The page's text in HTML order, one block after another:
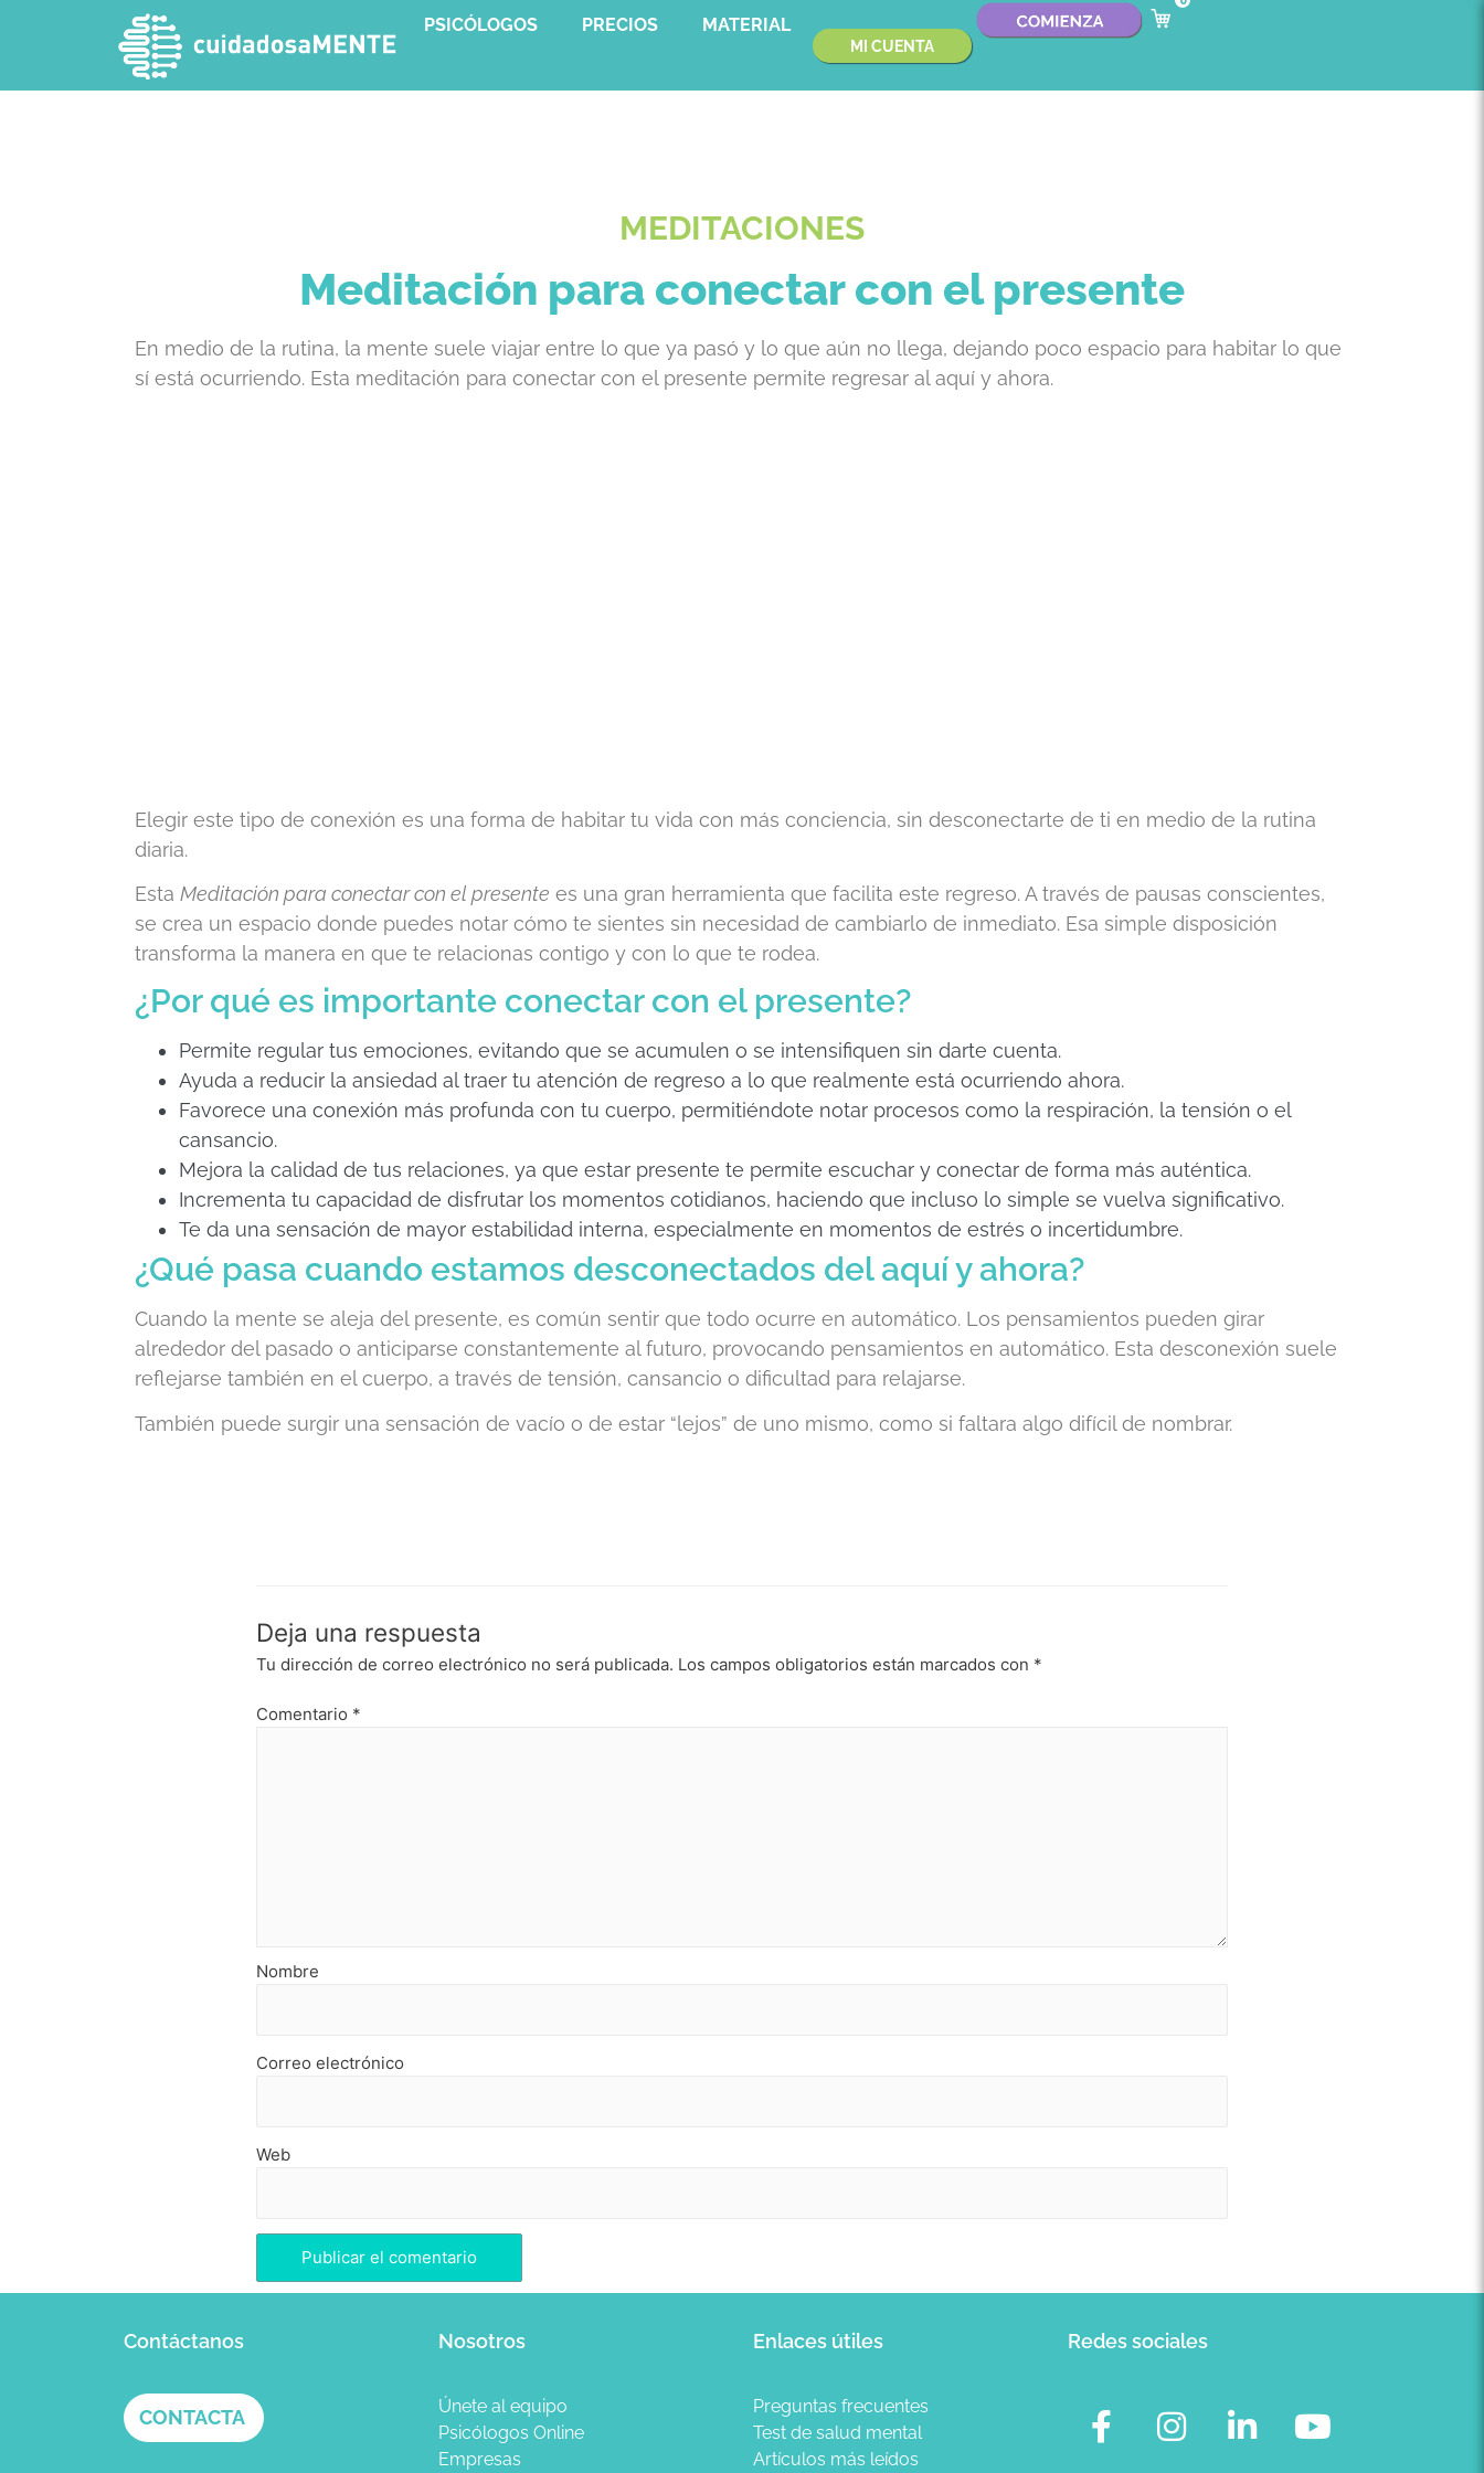
PSICÓLOGOS PRECIOS MATERIAL
MI CUENTA
MEDITACIONES
Meditación para conectar con el presente
En medio de la rutina, la mente suele viajar entre lo que ya pasó y lo que aún no llega, dejando poco espacio para habitar lo que
sí está ocurriendo. Esta meditación para conectar con el presente permite regresar al aquí y ahora.
Elegir este tipo de conexión es una forma de habitar tu vida con más conciencia, sin desconectarte de ti en medio de la rutina
diaria.
Esta Meditación para conectar con el presente es una gran herramienta que facilita este regreso. A través de pausas conscientes,
se crea un espacio donde puedes notar cómo te sientes sin necesidad de cambiarlo de inmediato. Esa simple disposición
transforma la manera en que te relacionas contigo y con lo que te rodea.
¿Por qué es importante conectar con el presente?
Permite regular tus emociones, evitando que se acumulen o se intensifiquen sin darte cuenta.
Ayuda a reducir la ansiedad al traer tu atención de regreso a lo que realmente está ocurriendo ahora.
Favorece una conexión más profunda con tu cuerpo, permitiéndote notar procesos como la respiración, la tensión o el
cansancio.
Mejora la calidad de tus relaciones, ya que estar presente te permite escuchar y conectar de forma más auténtica.
Incrementa tu capacidad de disfrutar los momentos cotidianos, haciendo que incluso lo simple se vuelva significativo.
Te da una sensación de mayor estabilidad interna, especialmente en momentos de estrés o incertidumbre.
¿Qué pasa cuando estamos desconectados del aquí y ahora?
Cuando la mente se aleja del presente, es común sentir que todo ocurre en automático. Los pensamientos pueden girar
alrededor del pasado o anticiparse constantemente al futuro, provocando pensamientos en automático. Esta desconexión suele
reflejarse también en el cuerpo, a través de tensión, cansancio o dificultad para relajarse.
También puede surgir una sensación de vacío o de estar “lejos” de uno mismo, como si faltara algo difícil de nombrar.
Deja una respuesta
Tu dirección de correo electrónico no será publicada. Los campos obligatorios están marcados con *
Comentario *
Nombre
Correo electrónico
Web
Contáctanos
CONTACTA
Nosotros
Únete al equipo
Psicólogos Online
Empresas
Enlaces útiles
Preguntas frecuentes
Test de salud mental
Artículos más leídos
Redes sociales